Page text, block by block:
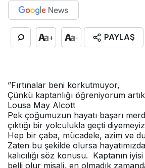
+ - PAYLAŞ
”Fırtınalar beni korkutmuyor,
Çünkü kaptanlığı öğreniyorum
Lousa May Alcott
Pek çoğumuzun hayatı başarı
çıktığı bir yolculukla geçti
Hep bir çaba, mücadele, azim ve
Zaten bu şekilde olursa
kalıcılığı söz konusu. Kaptanın iyisi
belli olur misali, en olmadık